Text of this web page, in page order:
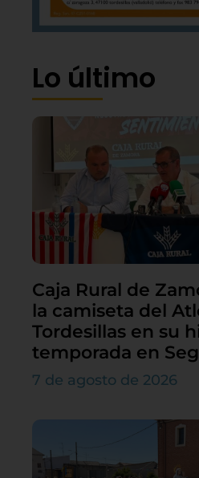
Lo último
Caja Rural de
la camiseta del
Tordesillas en su
temporada en
7 de agosto de 2026